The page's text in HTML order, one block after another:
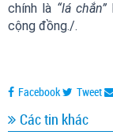
chính là “lá chắn”
cộng đồng./.
Facebook Tweet
Các tin khác